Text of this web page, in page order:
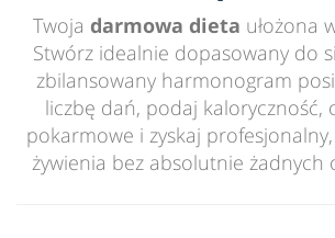
Twoja darmowa dieta ułożona
Stwórz idealnie dopasowany do
zbilansowany harmonogram
liczbę dań, podaj kaloryczność,
pokarmowe i zyskaj
żywienia bez absolutnie żadnych